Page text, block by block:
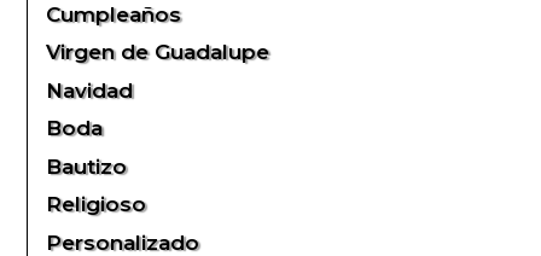
Cumpleaños
Virgen de Guadalupe
Navidad
Boda
Bautizo
Religioso
Personalizado